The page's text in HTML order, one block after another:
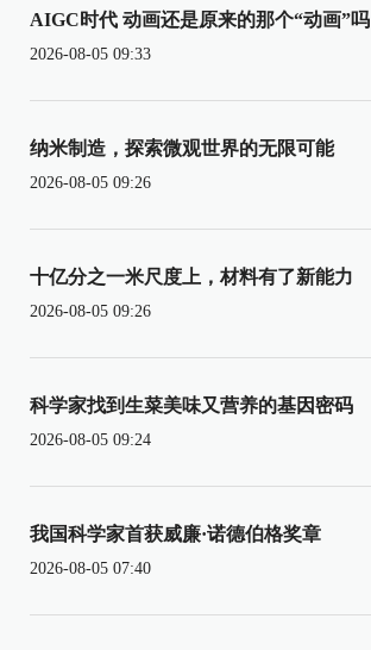
AIGC时代 动画还是原来的那个“动画”吗
2026-08-05 09:33
纳米制造，探索微观世界的无限可能
2026-08-05 09:26
十亿分之一米尺度上，材料有了新能力
2026-08-05 09:26
科学家找到生菜美味又营养的基因密码
2026-08-05 09:24
我国科学家首获威廉·诺德伯格奖章
2026-08-05 07:40